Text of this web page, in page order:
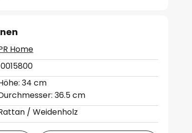
Home
34 cm
36.5 cm
/ Weidenholz